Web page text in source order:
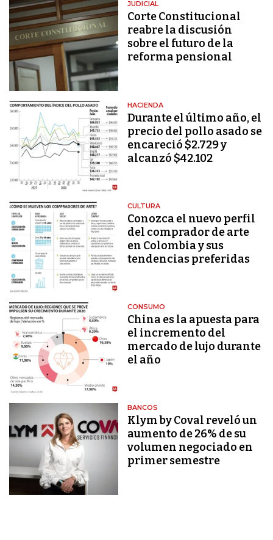
JUDICIAL
Corte Constitucional
reabre la discusión
sobre el futuro de la
reforma pensional
HACIENDA
Durante el último año, el
precio del pollo asado se
encareció $2.729 y
alcanzó $42.102
CULTURA
Conozca el nuevo perfil
del comprador de arte
en Colombia y sus
tendencias preferidas
CONSUMO
China es la apuesta para
el incremento del
mercado de lujo durante
el año
BANCOS
Klym by Coval reveló un
aumento de 26% de su
volumen negociado en
primer semestre